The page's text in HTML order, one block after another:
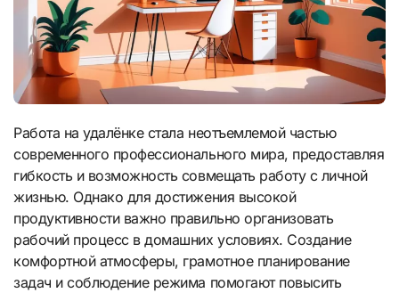
Работа на удалёнке стала неотъемлемой частью
современного профессионального мира, предоставляя
гибкость и возможность совмещать работу с личной
жизнью. Однако для достижения высокой
продуктивности важно правильно организовать
рабочий процесс в домашних условиях. Создание
комфортной атмосферы, грамотное планирование
задач и соблюдение режима помогают повысить